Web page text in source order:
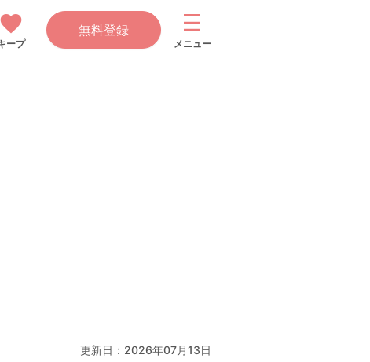
ープ
無料登録
メニュー
更新日： 2026年07月13日